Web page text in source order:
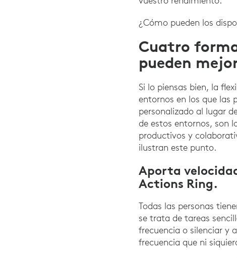
¿Cómo pueden los
Cuatro
pueden
Si lo piensas bien, la
entornos en los que las
personalizado al lugar
de estos entornos, son
productivos y
ilustran este punto.
Aporta
Actions Ring.
Todas las personas
se trata de tareas
frecuencia o silenciar y
frecuencia que ni